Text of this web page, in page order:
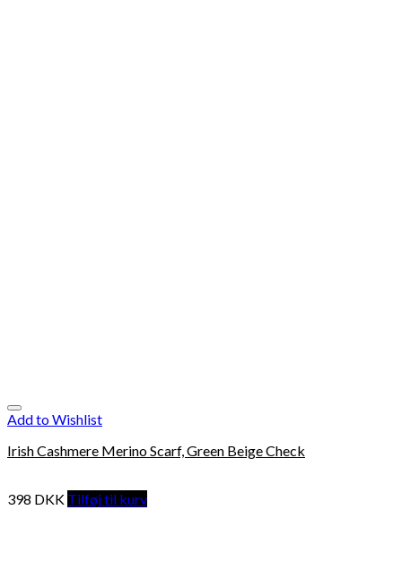
Add to Wishlist
Irish Cashmere Merino Scarf, Green Beige Check
398 DKK Tilføj til kurv